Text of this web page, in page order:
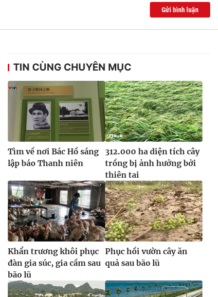
® Cấm sao chép dưới mọi hình thức nếu không có sự chấp
thuận bằng văn bản. Ghi rõ nguồn VTV.vn khi phát hành lại
thông tin từ website này.
Gửi bình luận
TIN CÙNG CHUYÊN MỤC
Tìm về nơi Bác Hồ sáng
lập báo Thanh niên
312.000 ha diện tích cây
trồng bị ảnh hưởng bởi
thiên tai
Khẩn trương khôi phục
đàn gia súc, gia cầm sau
bão lũ
Phục hồi vườn cây ăn
quả sau bão lũ